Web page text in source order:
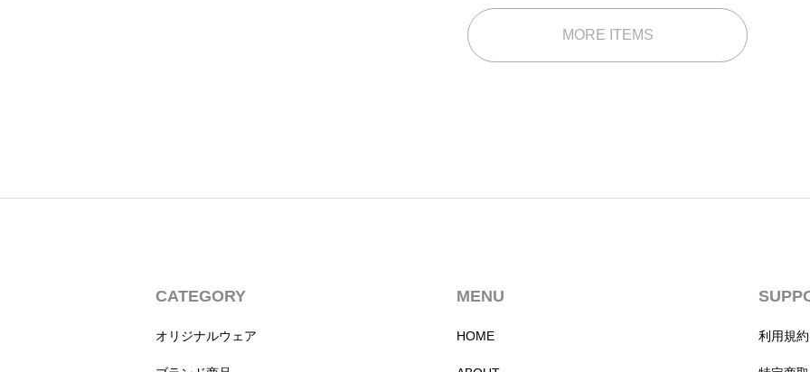
MORE ITEMS
CATEGORY
オリジナルウェア
MENU
HOME 利用規約